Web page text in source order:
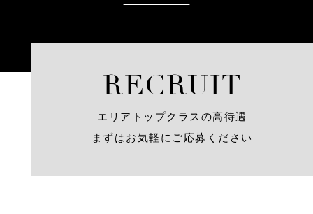
RECRUIT
エリアトップクラスの高待遇
まずはお気軽にご応募ください